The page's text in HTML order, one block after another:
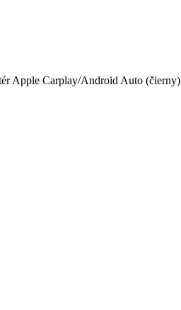
Apple Carplay/Android Auto (čierny)